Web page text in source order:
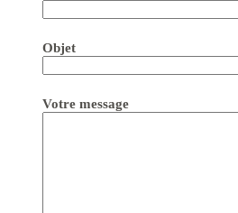
Objet
Votre message